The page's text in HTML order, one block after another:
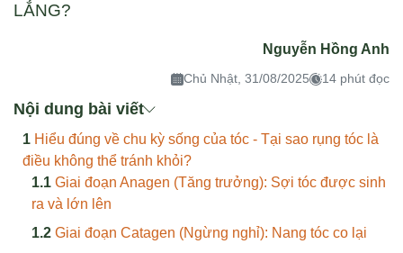
LẮNG?
Nguyễn Hồng Anh
Chủ Nhật, 31/08/2025 14 phút đọc
Nội dung bài viết
Hiểu đúng về chu kỳ sống của tóc - Tại sao rụng tóc là
điều không thể tránh khỏi?
Giai đoạn Anagen (Tăng trưởng): Sợi tóc được sinh
ra và lớn lên
Giai đoạn Catagen (Ngừng nghỉ): Nang tóc co lại